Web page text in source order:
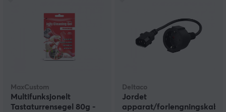
MaxCustom
Multifunksjonelt
Tastaturrensegel 80g -
Deltaco
Jordet
apparat/